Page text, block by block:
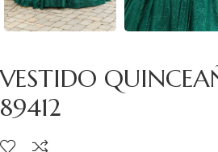
VESTIDO
89412